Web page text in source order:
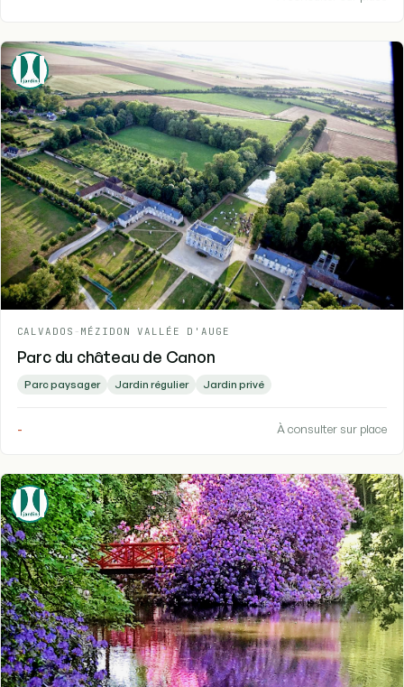
CALVADOS - MÉZIDON VALLÉE D'AUGE
Parc du château de Canon
Parc paysager Jardin régulier Jardin privé
- À consulter sur place